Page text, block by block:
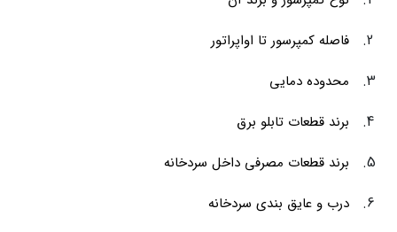
فاصله کمپرسور تا اواپراتور
محدوده دمایی
برند قطعات تابلو برق
برند قطعات مصرفی داخل سردخانه
درب و عایق بندی سردخانه